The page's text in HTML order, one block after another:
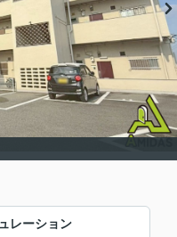
レーション